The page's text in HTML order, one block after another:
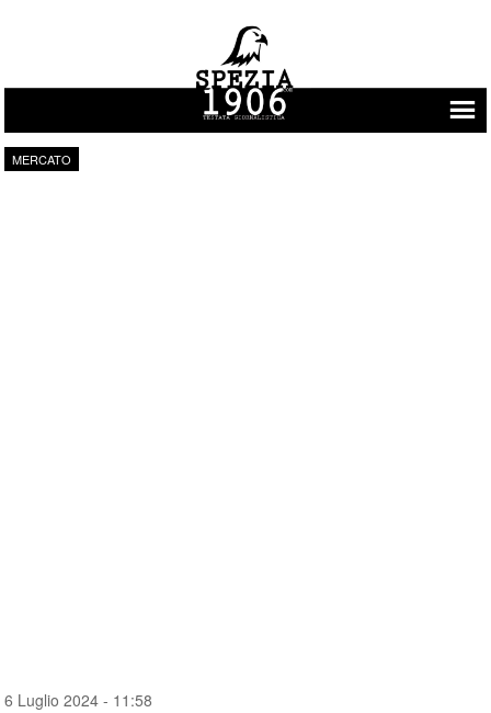
Vai al contenuto
MERCATO
6 Luglio 2024 - 11:58